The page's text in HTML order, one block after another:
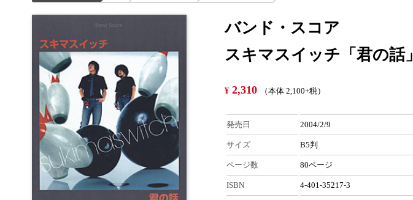
バンド・スコア
スキマスイッチ「君の話」
¥ 2,310 （本体 2,100+税）
発売日 2004/2/9
サイズ B5判
ページ数 80ページ
ISBN 4-401-35217-3